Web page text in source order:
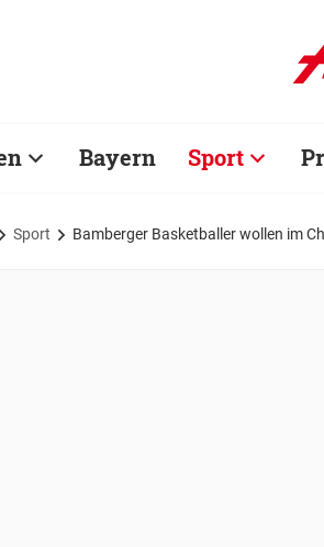
Bayern Sport
Sport Bamberger Basketballer wollen im